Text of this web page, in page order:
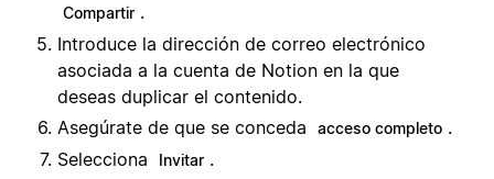
Compartir .
Introduce la dirección de correo electrónico
asociada a la cuenta de Notion en la que
deseas duplicar el contenido.
Asegúrate de que se conceda
acceso completo .
Selecciona
Invitar .